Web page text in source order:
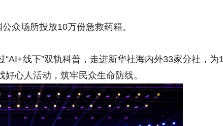
众场所投放10万份急救药箱。
线下”双轨科普，走进新华社海内外33家分社，为
心人活动，筑牢民众生命防线。